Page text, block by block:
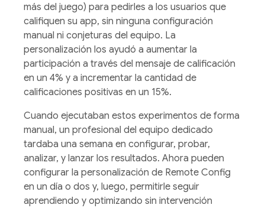
más del juego) para pedirles a los usuarios que
califiquen su app, sin ninguna configuración
manual ni conjeturas del equipo. La
personalización los ayudó a aumentar la
participación a través del mensaje de calificación
en un 4% y a incrementar la cantidad de
calificaciones positivas en un 15%.
Cuando ejecutaban estos experimentos de forma
manual, un profesional del equipo dedicado
tardaba una semana en configurar, probar,
analizar, y lanzar los resultados. Ahora pueden
configurar la personalización de Remote Config
en un día o dos y, luego, permitirle seguir
aprendiendo y optimizando sin intervención